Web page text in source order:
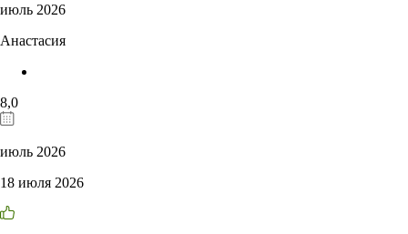
июль 2026
Анастасия
8,0
июль 2026
18 июля 2026